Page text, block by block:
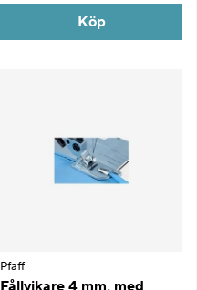
Köp
Pfaff
Fållvikare 4 mm, med